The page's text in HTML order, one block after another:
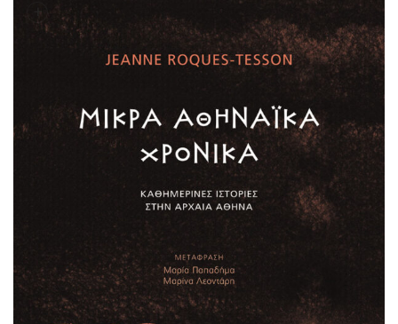
+